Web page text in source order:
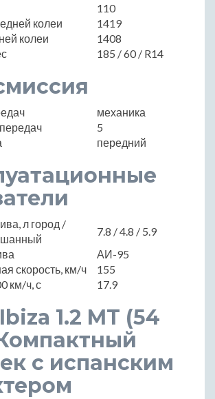
110
колеи
1419
колеи
1408
185 / 60 / R14
механика
5
передний
л город /
7.8 / 4.8 / 5.9
АИ-95
скорость, км/ч
155
км/ч, с
17.9
1.2 MT (54
с испанским